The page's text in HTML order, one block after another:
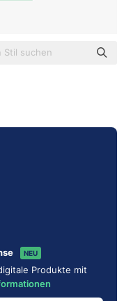
NEU
Produkte mit